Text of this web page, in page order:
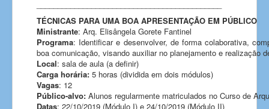
TÉCNICAS PARA UMA BOA APRESENTAÇÃO EM PÚBLICO
Ministrante: Arq. Elisângela Gorete Fantinel
Programa: Identificar e desenvolver, de forma colaborativa,
boa comunicação, visando auxiliar no planejamento e realização
Local: sala de aula (a definir)
Carga horária: 5 horas (dividida em dois módulos)
Vagas: 12
Público-alvo: Alunos regularmente matriculados no Curso de
Datas: 22/10/2019 (Módulo I) e 24/10/2019 (Módulo II)